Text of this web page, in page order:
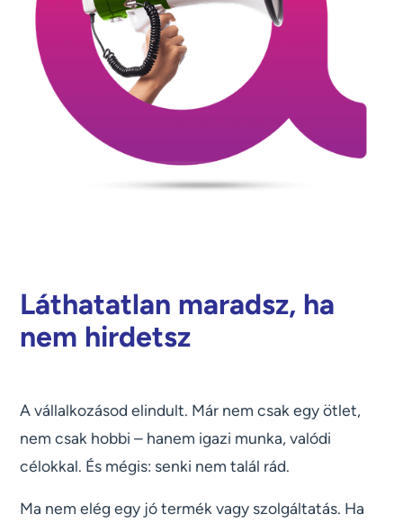
Láthatatlan maradsz, ha
nem hirdetsz
A vállalkozásod elindult. Már nem csak egy ötlet,
nem csak hobbi – hanem igazi munka, valódi
célokkal. És mégis: senki nem talál rád.
Ma nem elég egy jó termék vagy szolgáltatás. Ha